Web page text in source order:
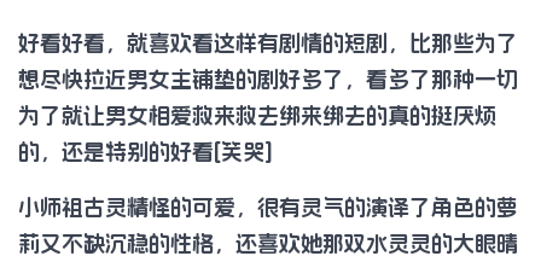
好看好看，就喜欢看这样有剧情的短剧，比那些为了
想尽快拉近男女主铺垫的剧好多了，看多了那种一切
为了就让男女相爱救来救去绑来绑去的真的挺厌烦
的，还是特别的好看[笑哭]
小师祖古灵精怪的可爱，很有灵气的演译了角色的萝
莉又不缺沉稳的性格，还喜欢她那双水灵灵的大眼晴